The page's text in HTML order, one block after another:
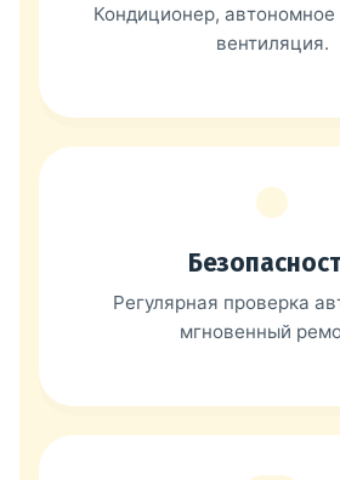
Кондиционер, автономное
вентиляция.
Регулярная проверка
мгновенный